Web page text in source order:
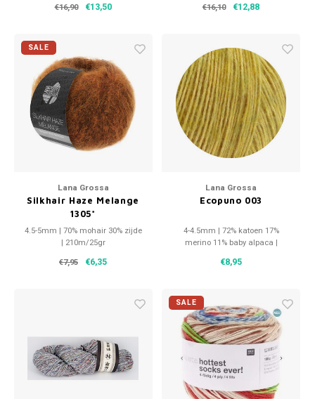
€16,90
€13,50
€16,10
€12,88
SALE
Lana Grossa
Silkhair Haze Melange
1305*
4.5-5mm | 70% mohair 30% zijde
| 210m/25gr
€7,95
€6,35
Lana Grossa
Ecopuno 003
4-4.5mm | 72% katoen 17%
merino 11% baby alpaca |
€8,95
SALE